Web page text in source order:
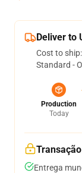
Deliver to
Cost to ship:
Standard -
Production
Today
Entrega